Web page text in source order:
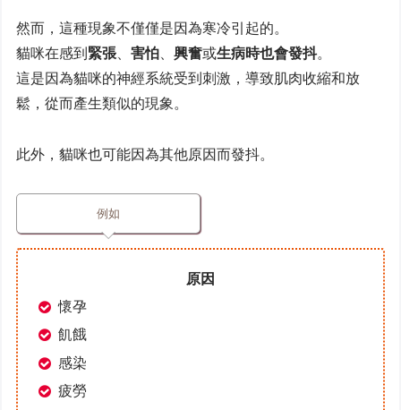
然而，這種現象不僅僅是因為寒冷引起的。
貓咪在感到 緊張 、害怕 、興奮或生病時也會發抖。
這是因為貓咪的神經系統受到刺激，導致肌肉收縮和放
鬆，從而產生類似的現象。
此外，貓咪也可能因為其他原因而發抖。
例如
原因
懷孕
飢餓
感染
疲勞